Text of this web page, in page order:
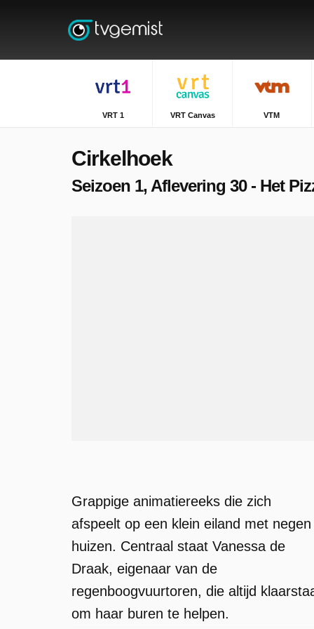
VRT 1 VRT Canvas VTM
Cirkelhoek
Seizoen 1, Aflevering 30 - Het
Grappige animatiereeks die zich
afspeelt op een klein eiland met negen
huizen. Centraal staat Vanessa de
Draak, eigenaar van de
regenboogvuurtoren, die altijd
om haar buren te helpen.